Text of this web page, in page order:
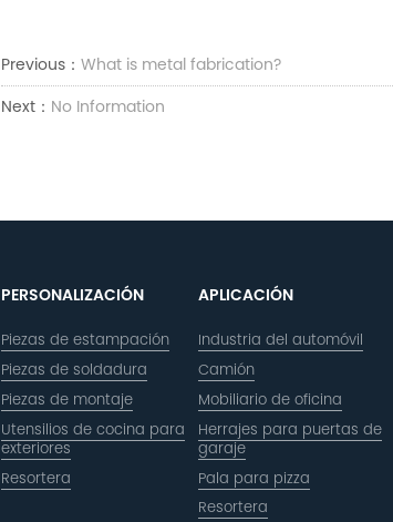
Previous： What is metal fabrication?
Next： No Information
PERSONALIZACIÓN
Piezas de estampación
Piezas de soldadura
Piezas de montaje
Utensilios de cocina para
exteriores
Resortera
APLICACIÓN
Industria del automóvil
Camión
Mobiliario de oficina
Herrajes para puertas de
garaje
Pala para pizza
Resortera